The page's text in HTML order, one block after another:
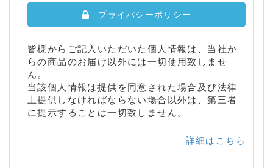
プライバシーポリシー
皆様からご記入いただいた個人情報は、当社か
らの商品のお届け以外には一切使用致しませ
ん。
当該個人情報は提供を同意された場合及び法律
上提供しなければならない場合以外は、第三者
に提示することは一切致しません。
詳細はこちら